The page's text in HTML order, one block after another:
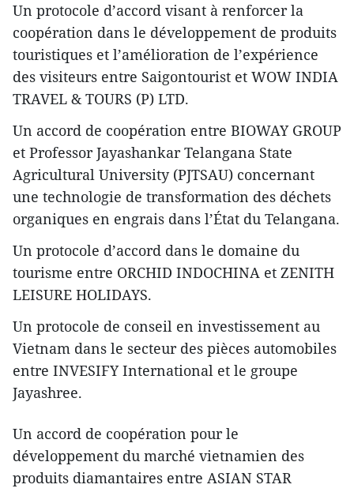
Un protocole d’accord visant à renforcer la
coopération dans le développement de produits
touristiques et l’amélioration de l’expérience
des visiteurs entre Saigontourist et WOW INDIA
TRAVEL & TOURS (P) LTD.
Un accord de coopération entre BIOWAY GROUP
et Professor Jayashankar Telangana State
Agricultural University (PJTSAU) concernant
une technologie de transformation des déchets
organiques en engrais dans l’État du Telangana.
​​Un protocole d’accord dans le domaine du
tourisme entre ORCHID INDOCHINA et ZENITH
LEISURE HOLIDAYS.
​Un protocole de conseil en investissement au
Vietnam dans le secteur des pièces automobiles
entre INVESIFY International et le groupe
Jayashree.
​Un accord de coopération pour le
développement du marché vietnamien des
produits diamantaires entre ASIAN STAR